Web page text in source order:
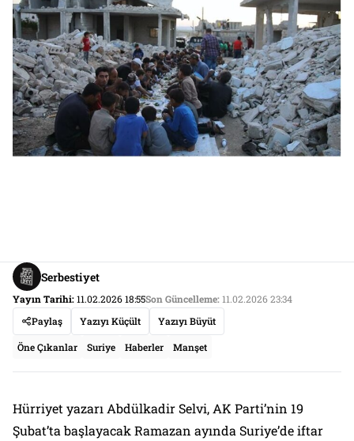
Serbestiyet
Yayın Tarihi:11.02.2026 18:55Son Güncelleme:11.02.2026 23:34
Paylaş
Yazıyı Küçült Yazıyı Büyüt
Öne Çıkanlar Suriye Haberler Manşet
Hürriyet yazarı Abdülkadir Selvi, AK Parti’nin 19
Şubat’ta başlayacak Ramazan ayında Suriye’de iftar